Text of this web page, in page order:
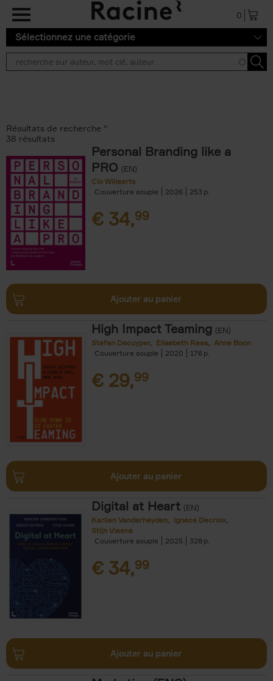
Aller au contenu principal
0
Sélectionnez une catégorie
Résultats de recherche ''
38 résultats
Personal Branding like a
PRO (EN)
Clo Willaerts
Couverture souple
2026 253
€ 34,99
Ajouter au panier
High Impact Teaming (EN)
Stefan Decuyper Elisabeth Raes
Anne Boon
Couverture souple
2020 176
€ 29,99
Ajouter au panier
Digital at Heart (EN)
Karlien Vanderheyden
Ignace Decroix
Stijn Viaene
Couverture souple
2025 328
€ 34,99
Ajouter au panier